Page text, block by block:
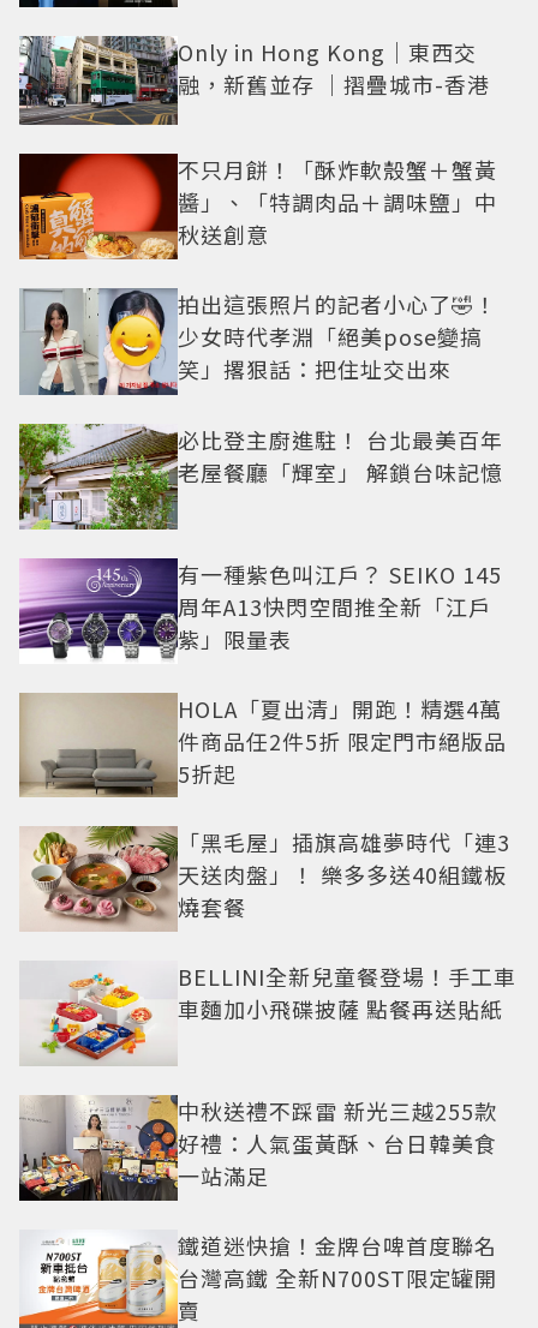
Only in Hong Kong｜東西交
融，新舊並存 ｜摺疊城市-香港
不只月餅！「酥炸軟殼蟹＋蟹黃
醬」、「特調肉品＋調味鹽」中
秋送創意
拍出這張照片的記者小心了🤣！
少女時代孝淵「絕美pose變搞
笑」撂狠話：把住址交出來
必比登主廚進駐！ 台北最美百年
老屋餐廳「輝室」 解鎖台味記憶
有一種紫色叫江戶？ SEIKO 145
周年A13快閃空間推全新「江戶
紫」限量表
HOLA「夏出清」開跑！精選4萬
件商品任2件5折 限定門市絕版品
5折起
「黑毛屋」插旗高雄夢時代「連3
天送肉盤」！ 樂多多送40組鐵板
燒套餐
BELLINI全新兒童餐登場！手工車
車麵加小飛碟披薩 點餐再送貼紙
中秋送禮不踩雷 新光三越255款
好禮：人氣蛋黃酥、台日韓美食
一站滿足
鐵道迷快搶！金牌台啤首度聯名
台灣高鐵 全新N700ST限定罐開
賣